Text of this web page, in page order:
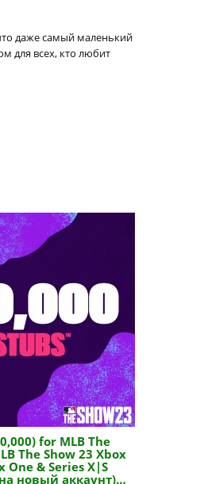
даже самый маленький
для всех, кто любит
for MLB The
The Show 23 Xbox
One & Series X|S
новый аккаунт)